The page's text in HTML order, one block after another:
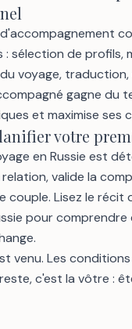
: sélection de profils,
voyage,
gagne du
et maximise ses
votre
en Russie est
valide la
couple. Lisez le récit
pour comprendre
venu. Les
c'est la vôtre :